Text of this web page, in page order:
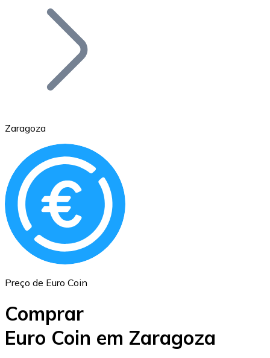
Bitcoin
Ethereum
ETH
Zaragoza
Preço de Euro Coin
Comprar
Euro Coin em Zaragoza